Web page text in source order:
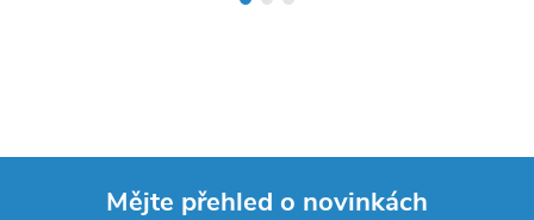
Mějte přehled o novinkách